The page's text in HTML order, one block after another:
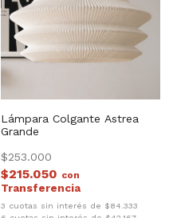
Lámpara Colgante Astrea
Grande
$253.000
$215.050 con
3 cuotas sin interés de $84.333